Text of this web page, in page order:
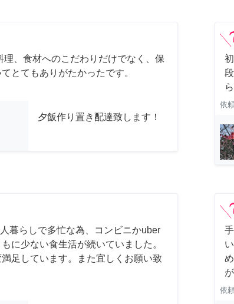
理、食材へのこだわりだけでなく、保
とてもありがたかったです。
夕飯作り置き配達致します！
依
暮らしで多忙な為、コンビニかuber
に少ない食生活が続いていました。
足しています。また宜しくお願い致
依